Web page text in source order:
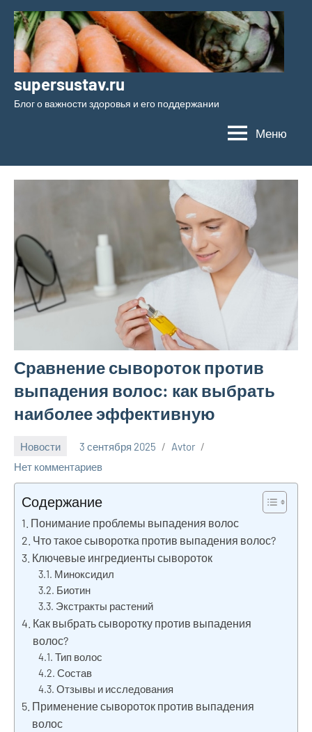
Перейти
содержимому
supersustav.ru
Блог о важности здоровья и его поддержании
Меню
Сравнение сывороток против
выпадения волос: как выбрать
наиболее эффективную
Новости 3 сентября 2025
Avtor
Нет комментариев
Содержание
Понимание проблемы выпадения волос
Что такое сыворотка против выпадения волос?
Ключевые ингредиенты сывороток
Миноксидил
Биотин
Экстракты растений
Как выбрать сыворотку против выпадения
волос?
Тип волос
Состав
Отзывы и исследования
Применение сывороток против выпадения
волос